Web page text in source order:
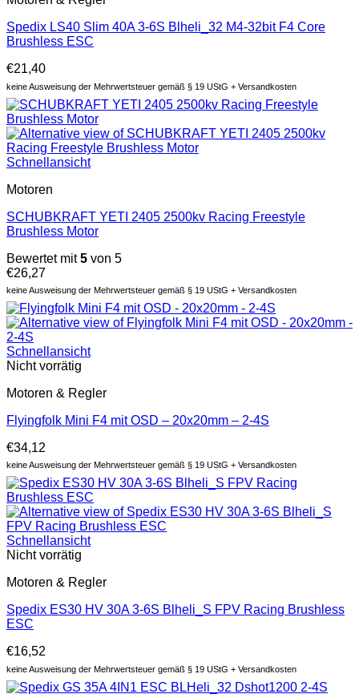
Spedix LS40 Slim 40A 3-6S Blheli_32 M4-32bit F4 Core
Brushless ESC
€21,40
keine Ausweisung der Mehrwertsteuer gemäß § 19 UStG + Versandkosten
Schnellansicht
Motoren
SCHUBKRAFT YETI 2405 2500kv Racing Freestyle
Brushless Motor
Bewertet mit5 von 5
€26,27
keine Ausweisung der Mehrwertsteuer gemäß § 19 UStG + Versandkosten
Schnellansicht
Nicht vorrätig
Motoren & Regler
Flyingfolk Mini F4 mit OSD – 20x20mm – 2-4S
€34,12
keine Ausweisung der Mehrwertsteuer gemäß § 19 UStG + Versandkosten
Schnellansicht
Nicht vorrätig
Motoren & Regler
Spedix ES30 HV 30A 3-6S Blheli_S FPV Racing Brushless
ESC
€16,52
keine Ausweisung der Mehrwertsteuer gemäß § 19 UStG + Versandkosten